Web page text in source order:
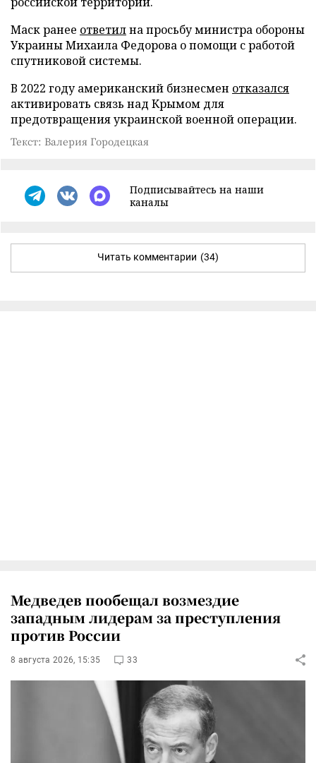
Маск ранее ответилна просьбу министра обороны
Украины Михаила Федорова о помощи с работой
спутниковой системы.
В 2022 году американский бизнесмен отказался
активировать связь над Крымом для
предотвращения украинской военной операции.
Текст: Валерия Городецкая
Подписывайтесь на наши
каналы
Читать комментарии (34)
Медведев пообещал возмездие
западным лидерам за преступления
против России
8 августа 2026, 15:35 33